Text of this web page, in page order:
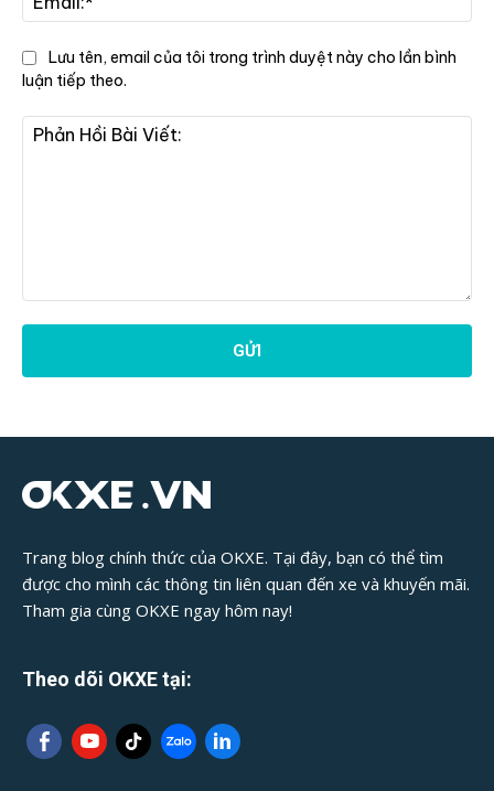
Viết:
Lưu tên, email của tôi trong trình duyệt này cho lần bình
luận tiếp theo.
Trang blog chính thức của OKXE. Tại đây, bạn có thể tìm
được cho mình các thông tin liên quan đến xe và khuyến mãi.
Tham gia cùng OKXE ngay hôm nay!
Theo dõi OKXE tại: